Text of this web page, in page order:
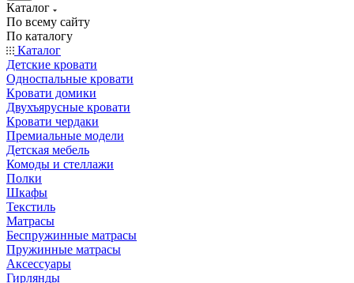
Каталог
По всему сайту
По каталогу
Каталог
Детские кровати
Односпальные кровати
Кровати домики
Двухъярусные кровати
Кровати чердаки
Премиальные модели
Детская мебель
Комоды и стеллажи
Полки
Шкафы
Текстиль
Матрасы
Беспружинные матрасы
Пружинные матрасы
Аксессуары
Гирлянды